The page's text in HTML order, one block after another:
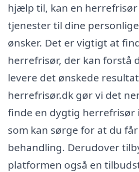
hjælp til, kan en herrefrisør
tjenester til dine
ønsker. Det er vigtigt at
herrefrisør, der kan forstå
levere det ønskede
herrefrisør.dk gør vi det
finde en dygtig herrefrisør
som kan sørge for at du
behandling. Derudover
platformen også en